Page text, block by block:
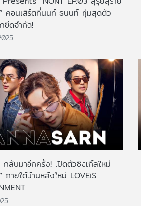
คอนเสิร์ตที่นนท์ ธนนท์ ทุ่มสุดตัว
ขีดจำกัด!
กลับมาอีกครั้ง! เปิดตัวซิงเกิ้ลใหม่
ภายใต้บ้านหลังใหม่ LOVEiS